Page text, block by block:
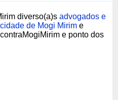
diverso(a)sadvogados e
de Mogi Mirim e
e ponto dos